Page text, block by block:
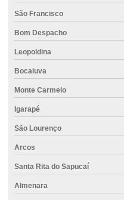
Cimento uau
Cimento usinado
Cimento em vespasiano
Concreto 20mpa
Concreto 30mpa
Concreto auto adensável
Concreto auto nivelante
Concreto bombeado
São Francisco
Bom Despacho
Leopoldina
Bocaiuva
Monte Carmelo
Igarapé
São Lourenço
Arcos
Santa Rita do Sapucaí
Almenara